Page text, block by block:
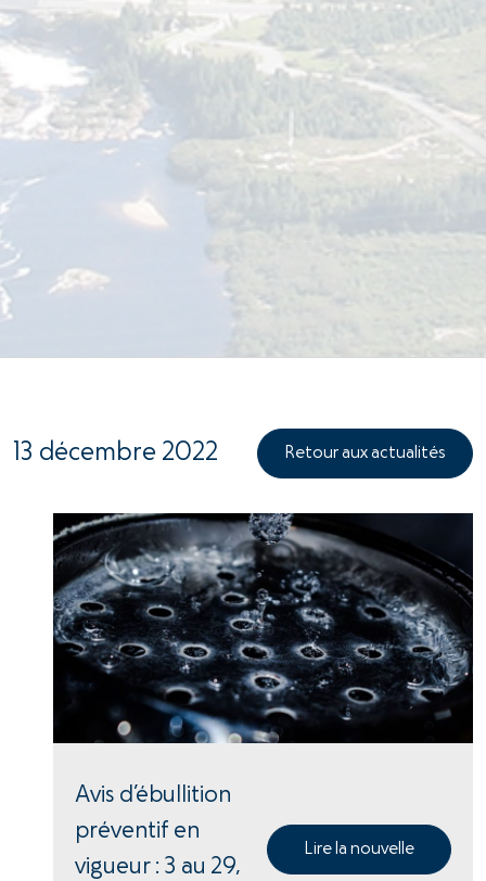
13 décembre 2022 Retour aux actualités
Avis d’ébullition
préventif en
vigueur : 3 au 29,
Lire la nouvelle